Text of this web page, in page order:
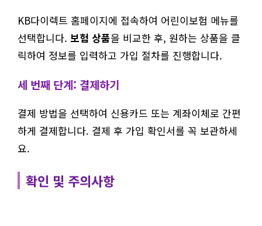
KB다이렉트 홈페이지에 접속하여 어린이보험 메뉴를
선택합니다. 보험 상품을 비교한 후, 원하는 상품을 클
릭하여 정보를 입력하고 가입 절차를 진행합니다.
세 번째 단계: 결제하기
결제 방법을 선택하여 신용카드 또는 계좌이체로 간편
하게 결제합니다. 결제 후 가입 확인서를 꼭 보관하세
요.
확인 및 주의사항